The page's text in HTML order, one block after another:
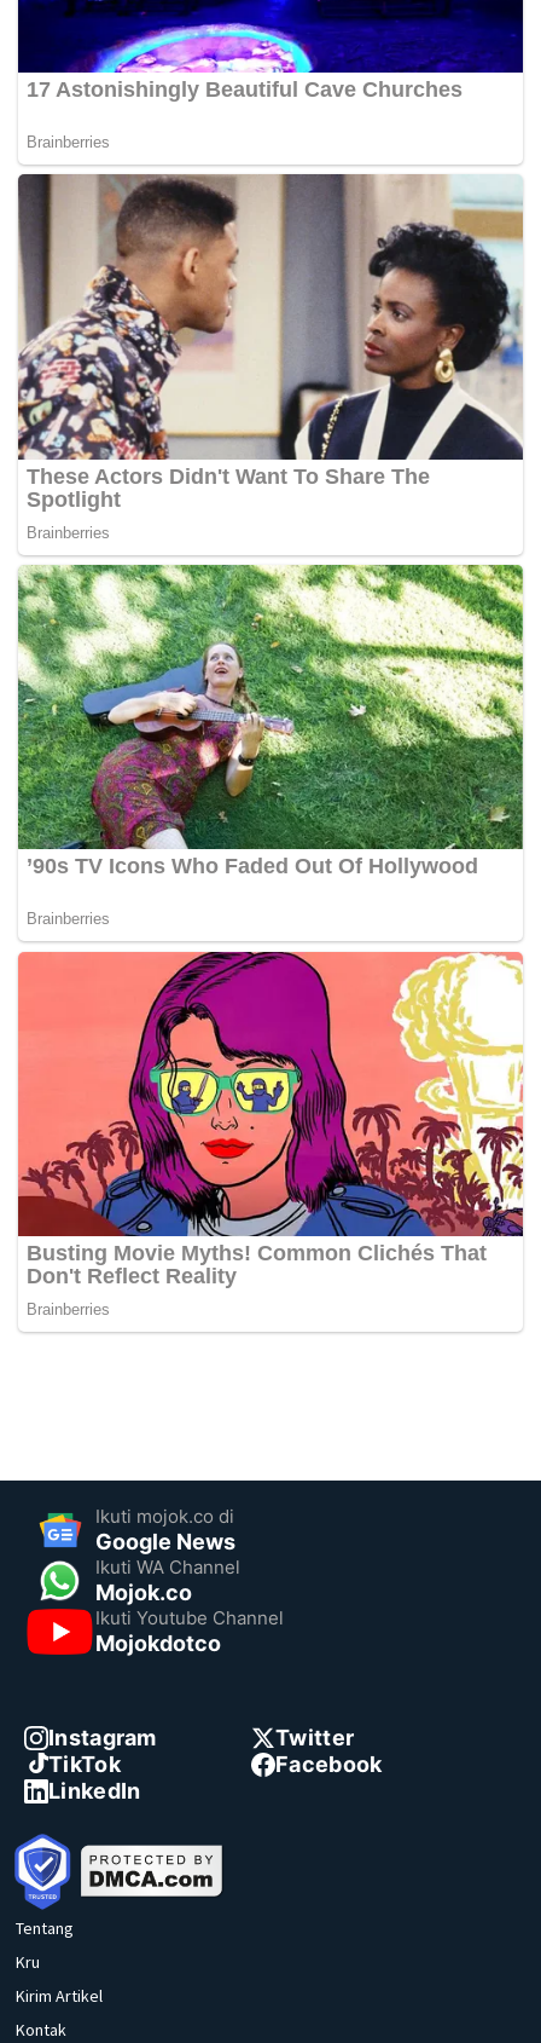
Ikuti mojok.co di
Google News
Ikuti WA Channel
Mojok.co
Ikuti Youtube Channel
Mojokdotco
Instagram
Twitter
TikTok
Facebook
LinkedIn
Tentang
Kru
Kirim Artikel
Kontak